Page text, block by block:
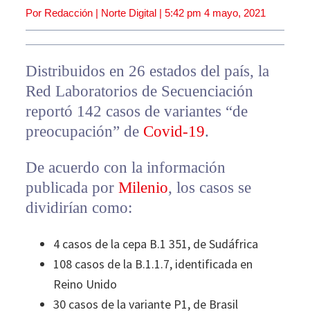
Por Redacción | Norte Digital | 5:42 pm 4 mayo, 2021
Distribuidos en 26 estados del país, la
Red Laboratorios de Secuenciación
reportó 142 casos de variantes “de
preocupación” de Covid-19.
De acuerdo con la información
publicada por Milenio, los casos se
dividirían como:
4 casos de la cepa B.1 351, de Sudáfrica
108 casos de la B.1.1.7, identificada en
Reino Unido
30 casos de la variante P1, de Brasil